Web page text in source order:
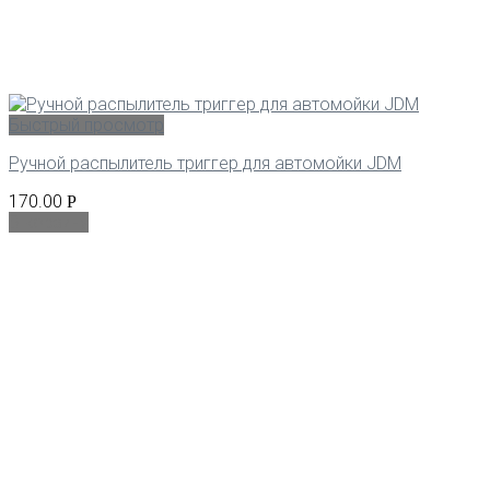
Ручной распылитель триггер для автомойки JDM
170.00 Р